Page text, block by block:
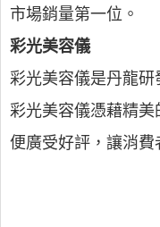
市場銷量第一位。
彩光美容儀
彩光美容儀是丹龍
彩光美容儀憑藉精
便廣受好評，讓消費